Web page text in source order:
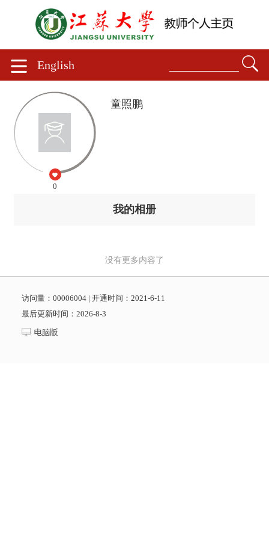
English
0
童照鹏
我的相册
没有更多内容了
访问量： 00006004 | 开通时间： 2021-6-11
最后更新时间： 2026-8-3